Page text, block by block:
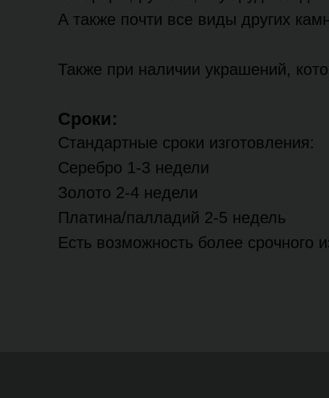
А также почти все виды других
Также при наличии украшений,
Сроки:
Стандартные сроки изготовления:
Серебро 1-3 недели
Золото 2-4 недели
Платина/палладий 2-5 недель
Есть возможность более срочного